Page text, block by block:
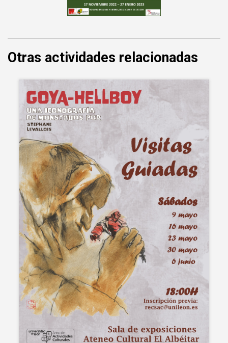
Otras actividades relacionadas